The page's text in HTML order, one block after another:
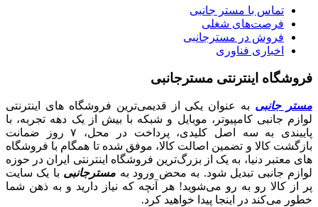
تماس با مستر جانبی
فرصت‌های شغلی
فروش در مسترجانبی
اخباری فناوری
فروشگاه اینترنتی مسترجانبی
مستر جانبی به عنوان یکی از قدیمی‌ترین فروشگاه های اینترنتی
لوازم جانبی کامپیوتر، موبایل و شبکه با بیش از یک دهه تجربه، با
پایبندی به سه اصل کلیدی، پرداخت در محل، ۷ روز ضمانت
بازگشت کالا و تضمین اصالت کالا، موفق شده تا همگام با فروشگاه‌
های معتبر دنیا، به یک از بزرگ‌ترین فروشگاه اینترنتی ایران در حوزه
لوازم جانبی تبدیل شود. به محض ورود به مسترجانبی با یک سایت
پر از کالا رو به رو می‌شوید! هر آنچه که نیاز دارید و به ذهن شما
خطور می‌کند در اینجا پیدا خواهید کرد.